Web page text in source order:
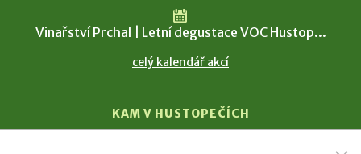
Vinařství Prchal | Letní degustace VOC Hustop...
celý kalendář akcí
KAM V HUSTOPEČÍCH